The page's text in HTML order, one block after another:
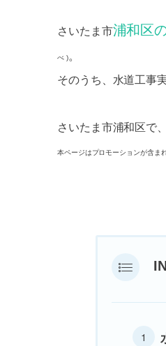
さいたま市浦和区
べ )。
そのうち、水道工事
さいたま市浦和区で
本ページはプロモーションが含ま